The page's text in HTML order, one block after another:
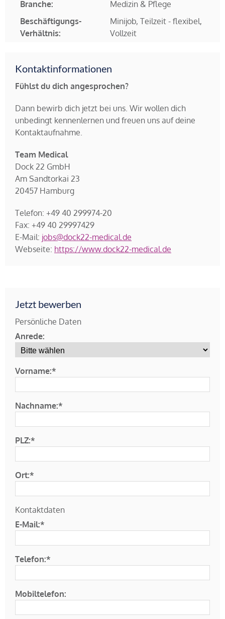
Branche:
Medizin & Pflege
Beschäftigungs-
Verhältnis:
Minijob, Teilzeit - flexibel,
Vollzeit
Kontaktinformationen
Fühlst du dich angesprochen?
Dann bewirb dich jetzt bei uns. Wir wollen dich
unbedingt kennenlernen und freuen uns auf deine
Kontaktaufnahme.
Team Medical
Dock 22 GmbH
Am Sandtorkai 23
20457 Hamburg
Telefon: +49 40 299974-20
Fax: +49 40 29997429
E-Mail: jobs@dock22-medical.de
Webseite: https://www.dock22-medical.de
Jetzt bewerben
Persönliche Daten
Anrede:
Vorname:*
Nachname:*
PLZ:*
Ort:*
Kontaktdaten
E-Mail:*
Telefon:*
Mobiltelefon: